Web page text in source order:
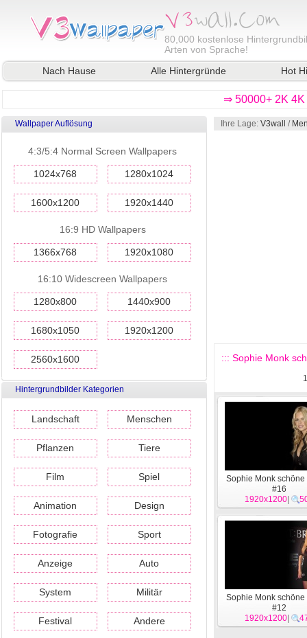
80,000 kostenlose
Arten von Sprache!
Nach Hause
Alle Hintergründe Hot
⇒ 50000+ 2K
Wallpaper Auflösung
4:3/5:4 Normal Screen Wallpapers
1024x768 1280x1024
1600x1200 1920x1440
16:9 HD Wallpapers
1366x768 1920x1080
16:10 Widescreen Wallpapers
1280x800 1440x900
1680x1050 1920x1200
2560x1600
Hintergrundbilder Kategorien
Landschaft Menschen
Pflanzen Tiere
Film Spiel
Animation Design
Fotografie Sport
Anzeige Auto
System Militär
Festival Andere
Ihre Lage: V3wall /
::: Sophie Monk
Sophie Monk schöne
#16
1920x1200
Sophie Monk schöne
#12
1920x1200